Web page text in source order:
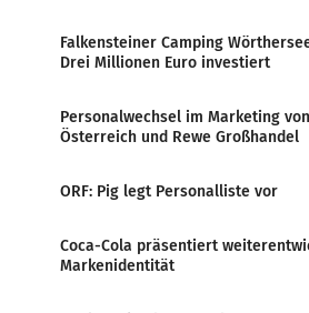
Falkensteiner Camping
Drei Millionen Euro investiert
Personalwechsel im Marketing
Österreich und Rewe Großhandel
ORF: Pig legt Personalliste vor
Coca-Cola präsentiert
Markenidentität